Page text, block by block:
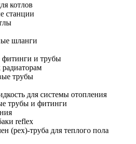
котлов
станции
шланги
и трубы
трубы
для системы отопления
трубы и фитинги
reflex
(pex)-труба для теплого пола